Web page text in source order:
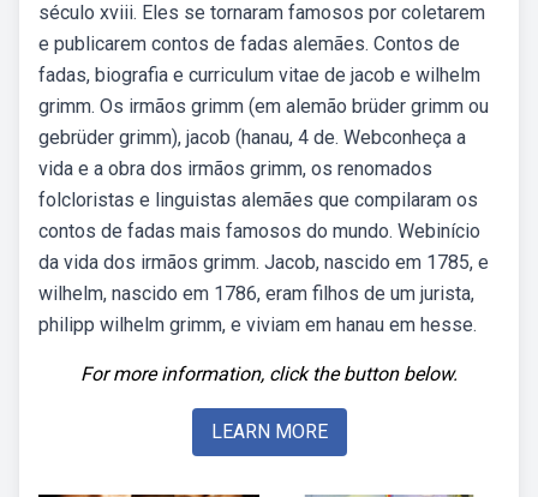
século xviii. Eles se tornaram famosos por coletarem
e publicarem contos de fadas alemães. Contos de
fadas, biografia e curriculum vitae de jacob e wilhelm
grimm. Os irmãos grimm (em alemão brüder grimm ou
gebrüder grimm), jacob (hanau, 4 de. Webconheça a
vida e a obra dos irmãos grimm, os renomados
folcloristas e linguistas alemães que compilaram os
contos de fadas mais famosos do mundo. Webinício
da vida dos irmãos grimm. Jacob, nascido em 1785, e
wilhelm, nascido em 1786, eram filhos de um jurista,
philipp wilhelm grimm, e viviam em hanau em hesse.
For more information, click the button below.
LEARN MORE